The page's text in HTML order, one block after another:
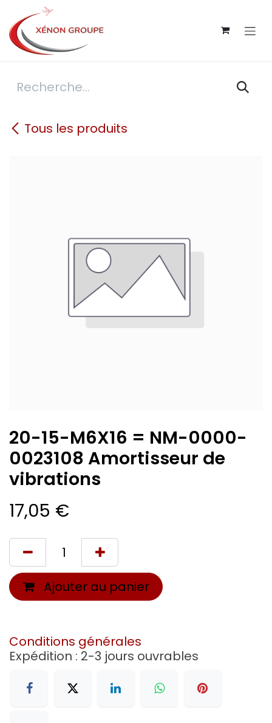
Se rendre au contenu
Tous les produits
20-15-M6X16 = NM-0000-
0023108 Amortisseur de
vibrations
17,05 €
Ajouter au panier
Conditions générales
Expédition : 2-3 jours ouvrables